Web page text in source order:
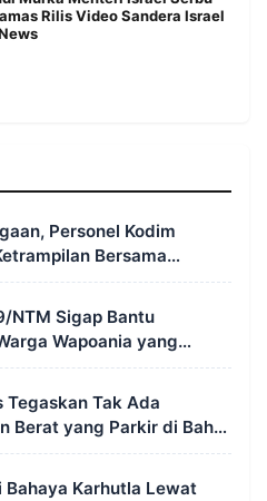
Rilis Video Sandera Israel
Personel Kodim
Bersama
NTM Sigap Bantu
Wapoania yang
Tegaskan Tak Ada
Berat yang Parkir di Bahu
Bahaya Karhutla Lewat